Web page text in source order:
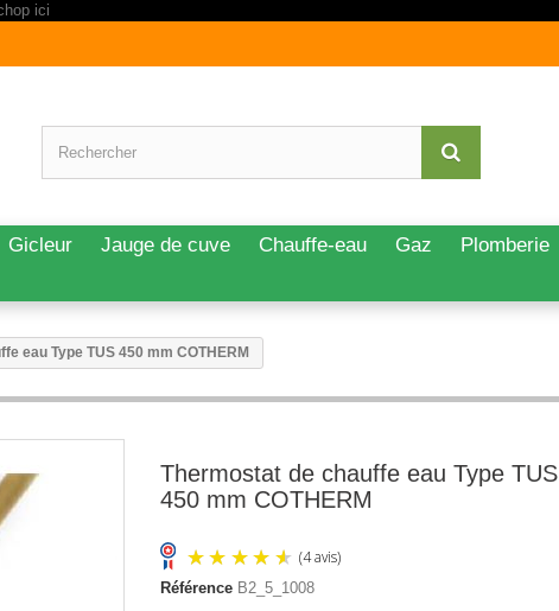
Gicleur Jauge de cuve Chauffe-eau Gaz Plomberie
eau Type TUS 450 mm COTHERM
Thermostat de chauffe eau Type TUS
450 mm COTHERM
Référence B2_5_1008